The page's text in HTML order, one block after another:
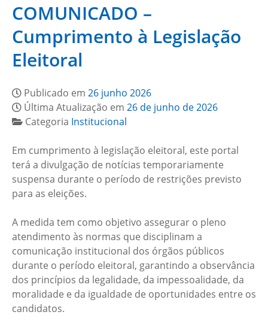
COMUNICADO –
Cumprimento à Legislação
Eleitoral
Publicado em 26 junho 2026
Última Atualização em 26 de junho de 2026
Categoria Institucional
Em cumprimento à legislação eleitoral, este portal
terá a divulgação de notícias temporariamente
suspensa durante o período de restrições previsto
para as eleições.
A medida tem como objetivo assegurar o pleno
atendimento às normas que disciplinam a
comunicação institucional dos órgãos públicos
durante o período eleitoral, garantindo a observância
dos princípios da legalidade, da impessoalidade, da
moralidade e da igualdade de oportunidades entre os
candidatos.